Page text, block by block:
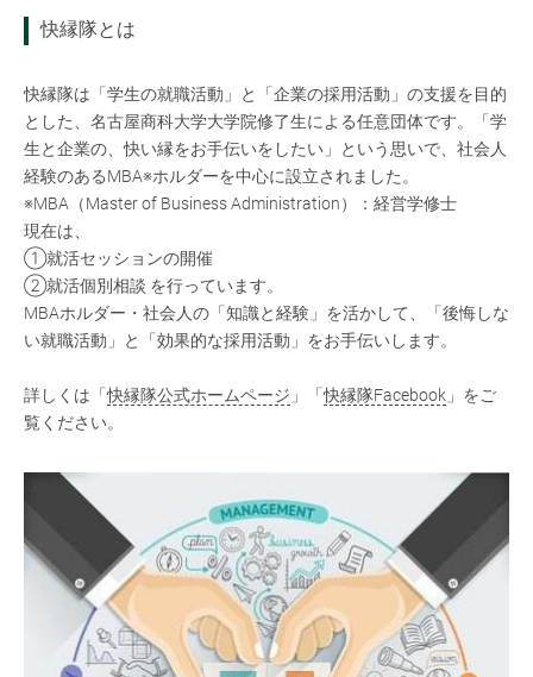
快縁隊とは
快縁隊は「学生の就職活動」と「企業の採用活動」の支援を目的
とした、名古屋商科大学大学院修了生による任意団体です。「学
生と企業の、快い縁をお手伝いをしたい」という思いで、社会人
経験のあるMBA※ホルダーを中心に設立されました。
※MBA（Master of Business Administration）：経営学修士
現在は、
①就活セッションの開催
②就活個別相談 を行っています。
MBAホルダー・社会人の「知識と経験」を活かして、「後悔しな
い就職活動」と「効果的な採用活動」をお手伝いします。
詳しくは「快縁隊公式ホームページ 」「快縁隊Facebook 」をご
覧ください。